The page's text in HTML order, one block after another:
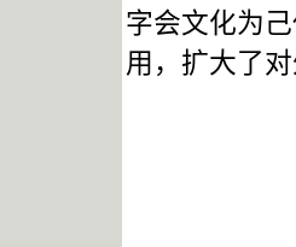
字会文化为
用，扩大了